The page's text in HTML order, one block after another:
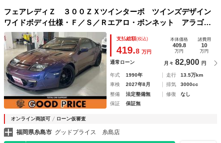
フェアレディＺ ３００ＺＸツインターボ ツインズデザイン
ワイドボディ仕様・Ｆ／Ｓ／Ｒエアロ・ボンネット アラゴス
タフルタップ車高調 社外前置きインタークーラー 社外ラ
ジエター ロールバー ＡＭＥ１８インチＡＷ 社外マフラー
支払総額(税込)
419.8 万円
本体価格
409.8
万円
諸費用
10
万円
通常ローン 月々 82,900 円
年式 1990年 走行
13.5万km
車検
2027年8月 排気
3000cc
整備
法定整備無 修復
なし
保証
保証無
オンライン商談可 ローン仮審査
福岡県糸島市 グッドプライス 糸島店